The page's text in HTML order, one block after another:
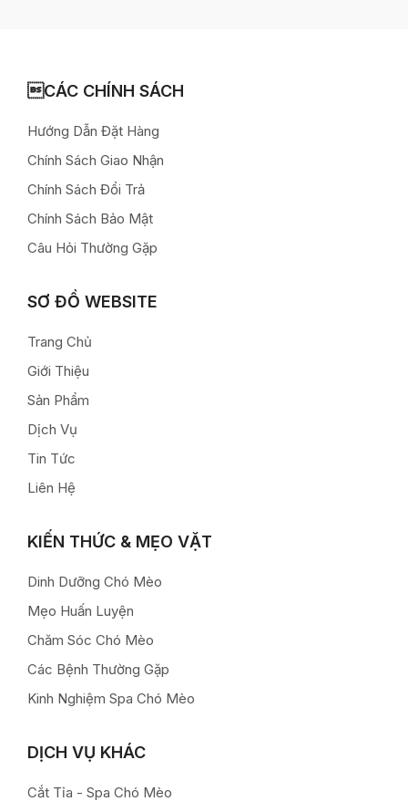
CÁC CHÍNH SÁCH
Hướng Dẫn Đặt Hàng
Chính Sách Giao Nhận
Chính Sách Đổi Trả
Chính Sách Bảo Mật
Câu Hỏi Thường Gặp
SƠ ĐỒ WEBSITE
Trang Chủ
Giới Thiệu
Sản Phẩm
Dịch Vụ
Tin Tức
Liên Hệ
KIẾN THỨC & MẸO VẶT
Dinh Dưỡng Chó Mèo
Mẹo Huấn Luyện
Chăm Sóc Chó Mèo
Các Bệnh Thường Gặp
Kinh Nghiệm Spa Chó Mèo
DỊCH VỤ KHÁC
Cắt Tỉa - Spa Chó Mèo